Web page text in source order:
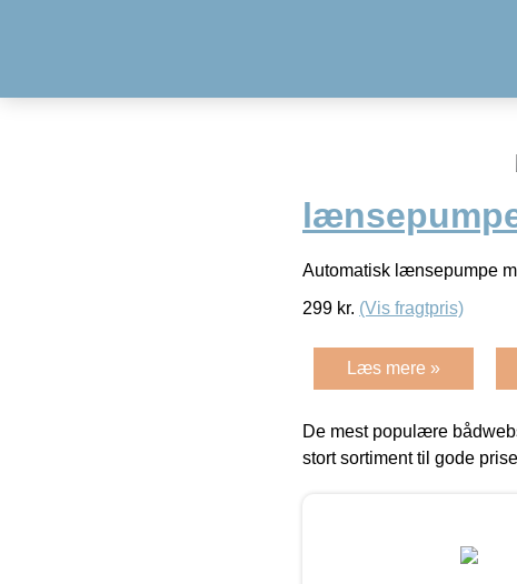
Automatisk lænsepumpe
299 kr. (Vis fragtpris)
Læs mere »
De mest populære
stort sortiment til gode